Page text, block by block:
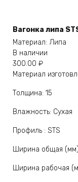
Вагонка липа
Материал: Липа
В наличии
300.00 ₽
Материал
Толщина: 15
Влажность: Сухая
Профиль : STS
Ширина общая
Ширина рабочая